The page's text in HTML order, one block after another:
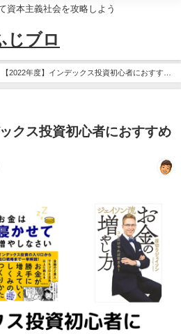
資本主義社会を攻略しよう
じブロ
【2022年度】インデックス投資初心者におすすめ
クス投資初心者におすすめ